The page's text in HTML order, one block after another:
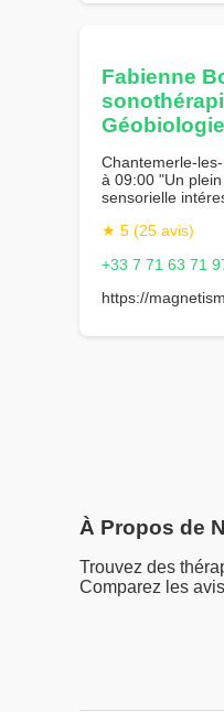
Fabienne
Géobiologie
Chantemerle-
à 09:00 "Un
sensorielle
★ 5 (25 avis)
+33 7 71 63 71
https://
À Propos de
Trouvez des
Comparez les